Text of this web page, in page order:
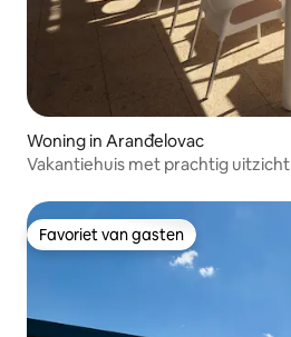
Woning in Aranđelovac
Vakantiehuis met prachtig uitzicht
Favoriet van gasten
Favoriet van gasten